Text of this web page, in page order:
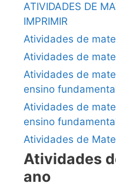
ATIVIDADES DE
IMPRIMIR
Atividades de
Atividades de
Atividades de
ensino
Atividades de
ensino
Atividades de
Atividades
ano